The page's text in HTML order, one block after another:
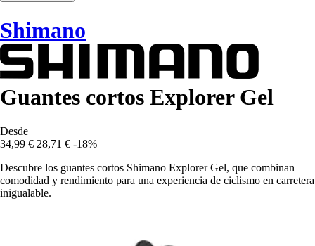
Shimano
Guantes cortos Explorer Gel
Desde
34,99 € 28,71 € -18%
Descubre los guantes cortos Shimano Explorer Gel, que combinan
comodidad y rendimiento para una experiencia de ciclismo en carretera
inigualable.